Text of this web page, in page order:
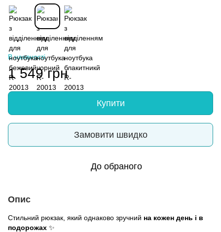
В наявності
1 549 грн
Купити
Замовити швидко
До обраного
Опис
Стильний рюкзак, який однаково зручний на кожен день і в
подорожах ✨